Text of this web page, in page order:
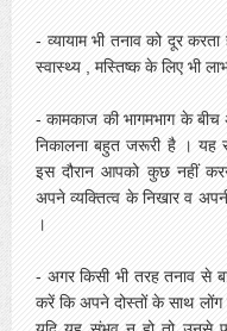
- व्यायाम भी तनाव को दूर
स्वास्थ्य , मस्तिष्क के लिए भी
- कामकाज की भागमभाग के
निकालना बहुत जरूरी है । यह
इस दौरान आपको कुछ नहीं
अपने व्यक्तित्व के निखार व
।
- अगर किसी भी तरह तनाव से
करें कि अपने दोस्तों के साथ लोंग